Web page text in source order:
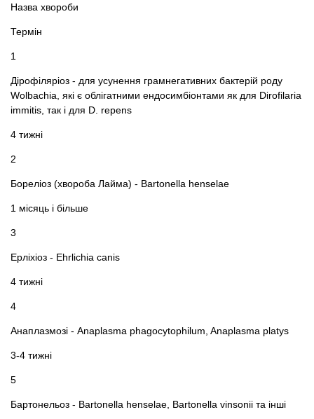
Назва хвороби
Термін
1
Дірофіляріоз - для усунення грамнегативних бактерій роду
Wolbachia, які є облігатними ендосимбіонтами як для Dirofilaria
immitis, так і для D. repens
4 тижні
2
Бореліоз (хвороба Лайма) - Bartonella henselae
1 місяць і більше
3
Ерліхіоз - Ehrlichia canis
4 тижні
4
Анаплазмозі - Anaplasma phagocytophilum, Anaplasma platys
3-4 тижні
5
Бартонельоз - Bartonella henselae, Bartonella vinsonii та інші